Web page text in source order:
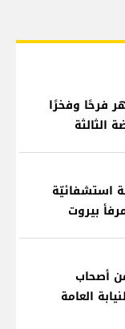
فرحًا وفخرًا
الثالثة
استشفائيّة
بيروت
أصحاب
العامة